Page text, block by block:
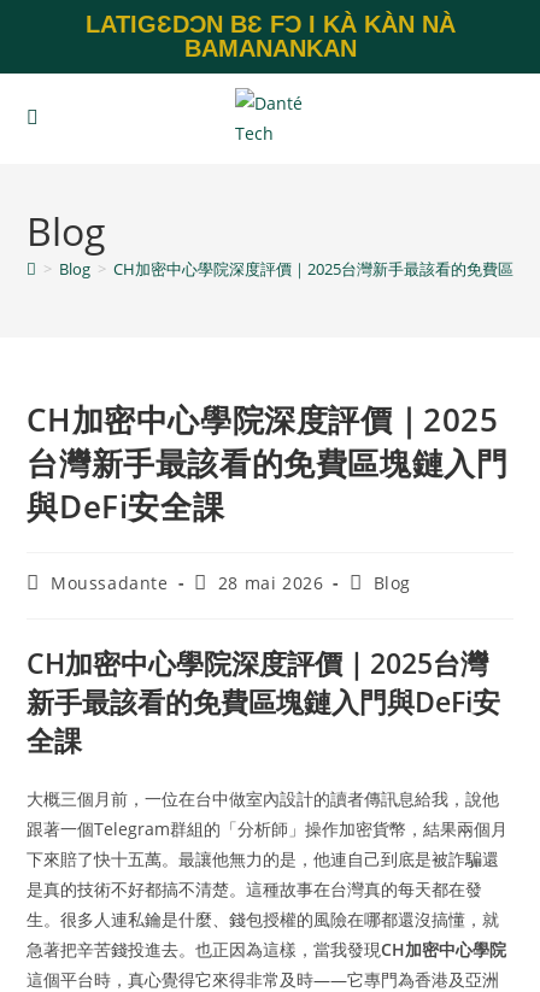
LATIGƐDƆN BƐ FƆ I KÀ KÀN NÀ
BAMANANKAN
Blog
> Blog > CH加密中心學院深度評價｜2025台灣新手最該看的免費區塊
CH加密中心學院深度評價｜2025
台灣新手最該看的免費區塊鏈入門
與DeFi安全課
Moussadante 28 mai 2026 Blog
CH加密中心學院深度評價｜2025台灣
新手最該看的免費區塊鏈入門與DeFi安
全課
大概三個月前，一位在台中做室內設計的讀者傳訊息給我，說他
跟著一個Telegram群組的「分析師」操作加密貨幣，結果兩個月
下來賠了快十五萬。最讓他無力的是，他連自己到底是被詐騙還
是真的技術不好都搞不清楚。這種故事在台灣真的每天都在發
生。很多人連私鑰是什麼、錢包授權的風險在哪都還沒搞懂，就
急著把辛苦錢投進去。也正因為這樣，當我發現CH加密中心學院
這個平台時，真心覺得它來得非常及時——它專門為香港及亞洲